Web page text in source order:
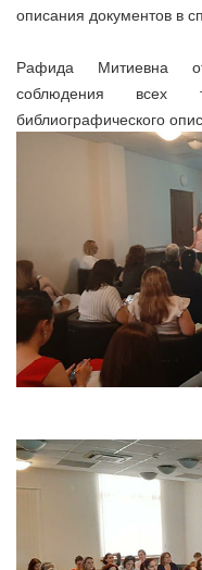
описания документов в
Рафида Митиевна
соблюдения всех
библиографического